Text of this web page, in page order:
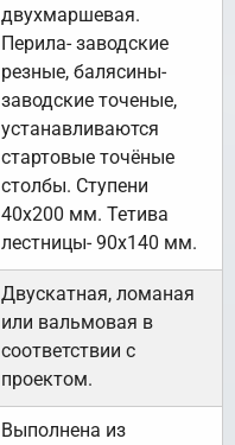
двухмаршевая.
Перила- заводские
резные, балясины-
заводские точеные,
устанавливаются
стартовые точёные
столбы. Ступени
40х200 мм. Тетива
лестницы- 90х140 мм.
Двускатная, ломаная
или вальмовая в
соответствии с
проектом.
Выполнена из